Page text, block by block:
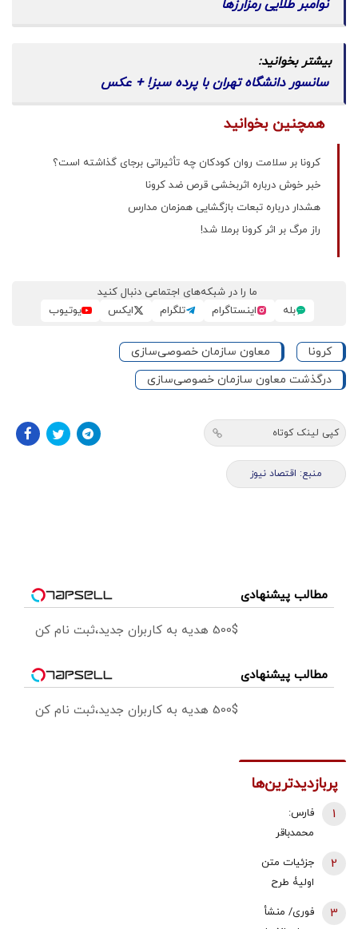
نوامبر طلایی رمزارزها
سانسور دانشگاه تهران با پرده سبز! + عکس
همچنین بخوانید
کرونا بر سلامت روان کودکان چه تأثیراتی برجای گذاشته است؟
خبر خوش درباره اثربخشی قرص ضد کرونا
هشدار درباره تبعات بازگشایی همزمان مدارس
راز مرگ بر اثر کرونا برملا شد!
ما را در شبکه‌های اجتماعی دنبال کنید
بله
اینستاگرام تلگرام ایکس یوتیوب
کرونا
معاون سازمان خصوصی‌سازی
درگذشت معاون سازمان خصوصی‌سازی
کپی لینک کوتاه
منبع: اقتصاد نیوز
مطالب پیشنهادی
500$ هدیه به کاربران جدید،ثبت نام کن
مطالب پیشنهادی
500$ هدیه به کاربران جدید،ثبت نام کن
پربازدیدترین‌ها
فارس:
محمدباقر
داد/ محسن
رضایی دبیر
شورای عالی
1
جزئیات متن
اولیۀ طرح
مدیریت تنگه
2
فوری/ منشأ
3